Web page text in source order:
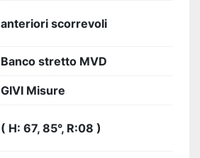
anteriori scorrevoli
Banco stretto MVD
GIVI Misure
( H: 67, 85°, R:08 )